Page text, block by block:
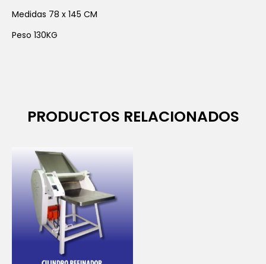
Medidas 78 x 145 CM
Peso 130KG
PRODUCTOS RELACIONADOS